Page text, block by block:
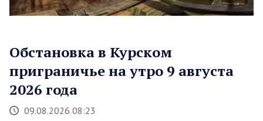
Обстановка в Курском
приграничье на утро 9 августа
2026 года
09.08.2026 08:23